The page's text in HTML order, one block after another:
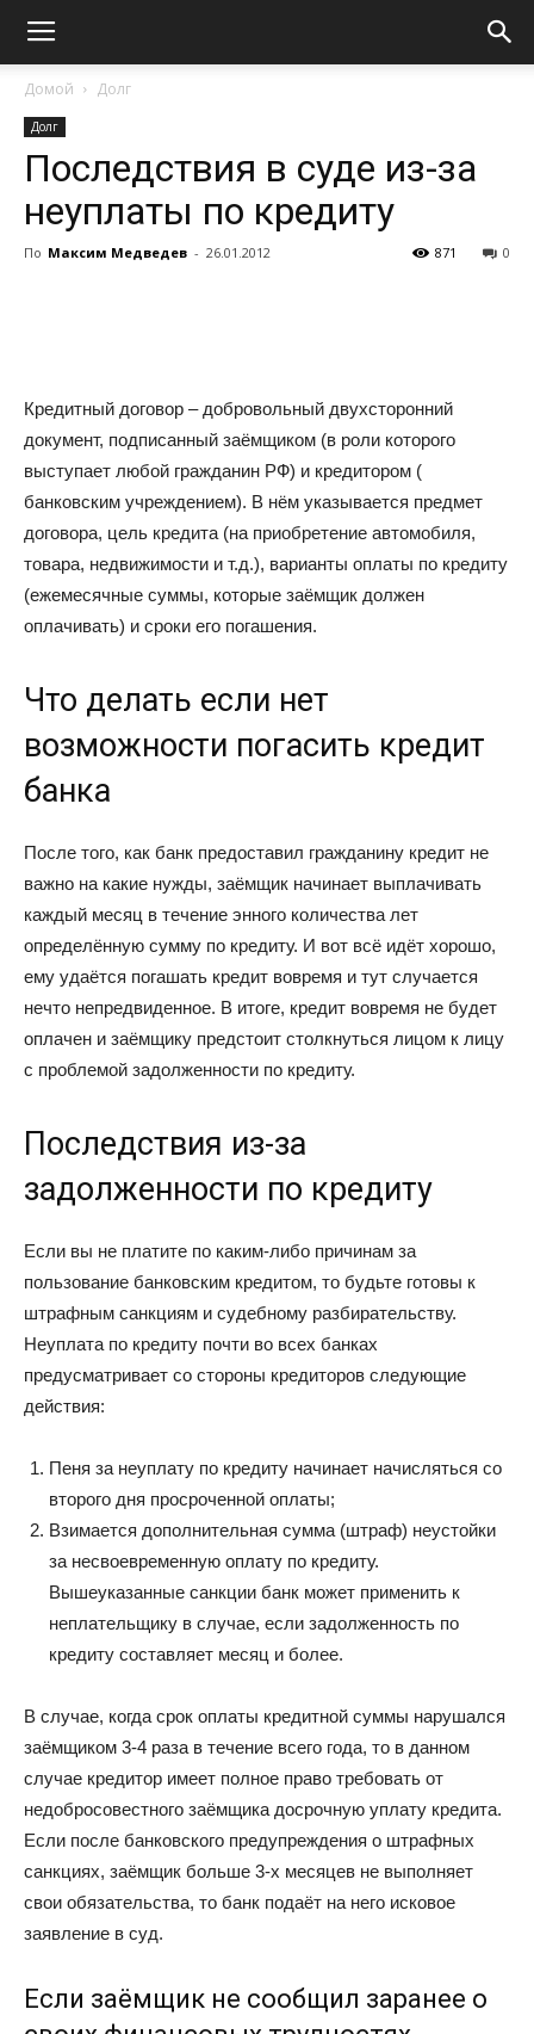
Домой Долг
Долг
Последствия в суде из-за
неуплаты по кредиту
По Максим Медведев - 26.01.2012 0
871
Кредитный договор – добровольный двухсторонний
документ, подписанный заёмщиком (в роли которого
выступает любой гражданин РФ) и кредитором (
банковским учреждением). В нём указывается предмет
договора, цель кредита (на приобретение автомобиля,
товара, недвижимости и т.д.), варианты оплаты по кредиту
(ежемесячные суммы, которые заёмщик должен
оплачивать) и сроки его погашения.
Что делать если нет
возможности погасить кредит
банка
После того, как банк предоставил гражданину кредит не
важно на какие нужды, заёмщик начинает выплачивать
каждый месяц в течение энного количества лет
определённую сумму по кредиту. И вот всё идёт хорошо,
ему удаётся погашать кредит вовремя и тут случается
нечто непредвиденное. В итоге, кредит вовремя не будет
оплачен и заёмщику предстоит столкнуться лицом к лицу
с проблемой задолженности по кредиту.
Последствия из-за
задолженности по кредиту
Если вы не платите по каким-либо причинам за
пользование банковским кредитом, то будьте готовы к
штрафным санкциям и судебному разбирательству.
Неуплата по кредиту почти во всех банках
предусматривает со стороны кредиторов следующие
действия:
Пеня за неуплату по кредиту начинает начисляться со
второго дня просроченной оплаты;
Взимается дополнительная сумма (штраф) неустойки
за несвоевременную оплату по кредиту.
Вышеуказанные санкции банк может применить к
неплательщику в случае, если задолженность по
кредиту составляет месяц и более.
В случае, когда срок оплаты кредитной суммы нарушался
заёмщиком 3-4 раза в течение всего года, то в данном
случае кредитор имеет полное право требовать от
недобросовестного заёмщика досрочную уплату кредита.
Если после банковского предупреждения о штрафных
санкциях, заёмщик больше 3-х месяцев не выполняет
свои обязательства, то банк подаёт на него исковое
заявление в суд.
Если заёмщик не сообщил заранее о